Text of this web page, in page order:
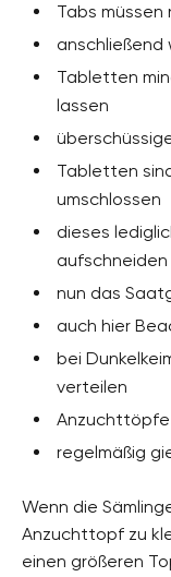
Tabs
anschließend
Tabletten
lassen
Tabletten
umschlossen
dieses
aufschneiden
nun das
auch hier
bei
verteilen
regelmäßig
Wenn die
Anzuchttopf zu
einen größeren